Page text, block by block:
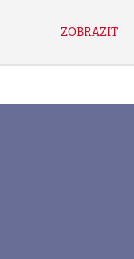
ZOBRAZIT